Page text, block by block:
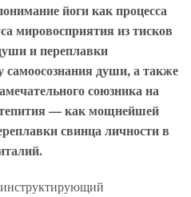
йоги как процесса
мировосприятия из тисков
и переплавки
самоосознания души, а также
союзника на
— как мощнейшей
свинца личности в